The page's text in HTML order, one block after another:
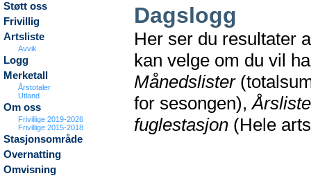
Støtt oss
Frivillig
Artsliste
Avvik
Logg
Merketall
Årstotaler
Utland
Om oss
Frivillige 2019-2026
Frivillige 2015-2018
Stasjonsområde
Overnatting
Omvisning
Dagslogg
Her ser du resultater
kan velge om du vil
Månedslister
for sesongen),
fuglestasjon (Hele